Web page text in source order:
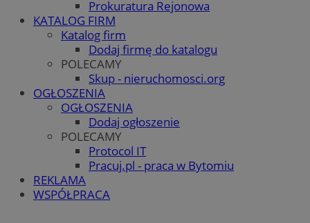
Prokuratura Rejonowa
KATALOG FIRM
Katalog firm
Dodaj firmę do katalogu
POLECAMY
Skup - nieruchomosci.org
OGŁOSZENIA
OGŁOSZENIA
Dodaj ogłoszenie
POLECAMY
Protocol IT
Pracuj.pl - praca w Bytomiu
REKLAMA
WSPÓŁPRACA